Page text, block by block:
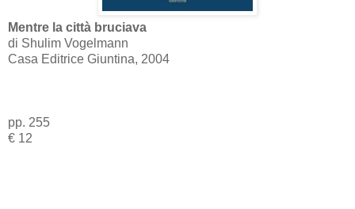
Mentre la città bruciava
di Shulim Vogelmann
Casa Editrice Giuntina, 2004
pp. 255
€ 12